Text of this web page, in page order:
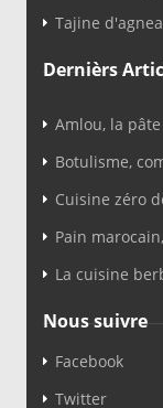
Tajine
Dernièrs
Amlou, la
Botulisme,
Cuisine zéro
Pain
La cuisine
Nous suivre
Facebook
Twitter